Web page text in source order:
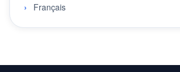
Français